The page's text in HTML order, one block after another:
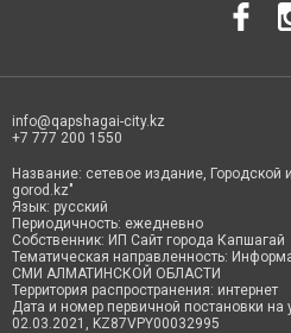
info@qapshagai-city.kz
+7 777 200 1550
Название: сетевое издание,
gorod.kz"
Язык: русский
Периодичность: ежедневно
Собственник: ИП Сайт города Капшагай
Тематическая направленность:
СМИ АЛМАТИНСКОЙ ОБЛАСТИ
Территория распространения: интернет
Дата и номер первичной постановки на
02.03.2021, KZ87VPY00032995